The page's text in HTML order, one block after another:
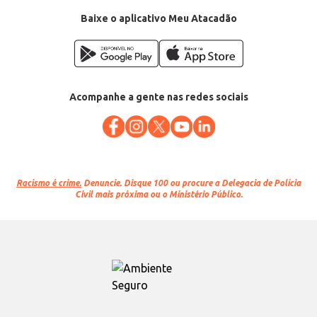
Baixe o aplicativo Meu Atacadão
Acompanhe a gente nas redes sociais
Racismo é crime. Denuncie. Disque 100 ou procure a Delegacia de Polícia
Civil mais próxima ou o Ministério Público.